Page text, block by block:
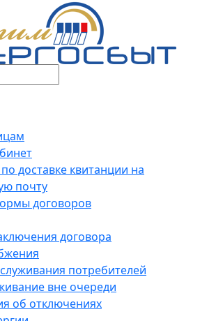
доставке квитанции на
почту
договоров
договора
потребителей
вне очереди
об отключениях